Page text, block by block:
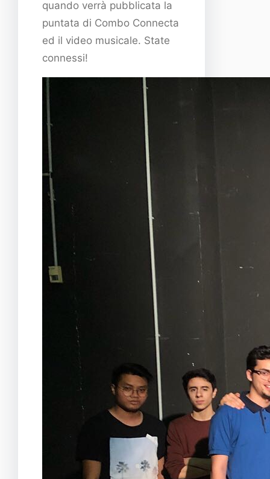
quando verrà pubblicata la
puntata di Combo Connecta
ed il video musicale. State
connessi!